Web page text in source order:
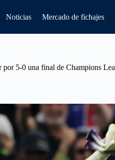
Noticias Mercado de fichajes
por 5-0 una final de Champions